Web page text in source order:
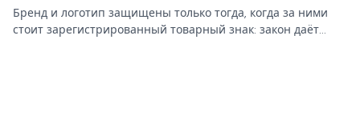
Бренд и логотип защищены только тогда, когда за ними
стоит зарегистрированный товарный знак: закон даёт